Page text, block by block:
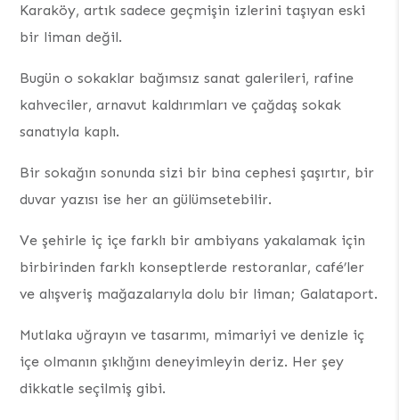
Karaköy, artık sadece geçmişin izlerini taşıyan eski
bir liman değil.
Bugün o sokaklar bağımsız sanat galerileri, rafine
kahveciler, arnavut kaldırımları ve çağdaş sokak
sanatıyla kaplı.
Bir sokağın sonunda sizi bir bina cephesi şaşırtır, bir
duvar yazısı ise her an gülümsetebilir.
Ve şehirle iç içe farklı bir ambiyans yakalamak için
birbirinden farklı konseptlerde restoranlar, café’ler
ve alışveriş mağazalarıyla dolu bir liman; Galataport.
Mutlaka uğrayın ve tasarımı, mimariyi ve denizle iç
içe olmanın şıklığını deneyimleyin deriz. Her şey
dikkatle seçilmiş gibi.